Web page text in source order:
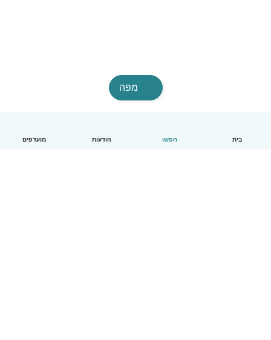
בית חפשו הודעות מועדפים
מפה